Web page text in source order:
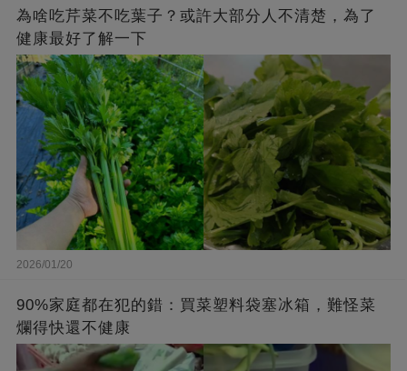
為啥吃芹菜不吃葉子？或許大部分人不清楚，為了
健康最好了解一下
2026/01/20
90%家庭都在犯的錯：買菜塑料袋塞冰箱，難怪菜
爛得快還不健康